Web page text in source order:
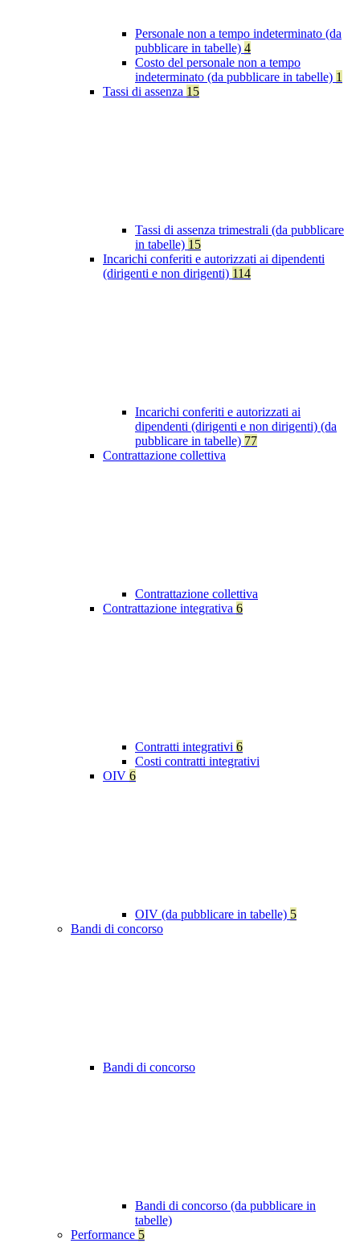
Personale non a tempo indeterminato (da
pubblicare in tabelle) 4
Costo del personale non a tempo
indeterminato (da pubblicare in tabelle) 1
Tassi di assenza 15
Tassi di assenza trimestrali (da pubblicare
in tabelle) 15
Incarichi conferiti e autorizzati ai dipendenti
(dirigenti e non dirigenti) 114
Incarichi conferiti e autorizzati ai
dipendenti (dirigenti e non dirigenti) (da
pubblicare in tabelle) 77
Contrattazione collettiva
Contrattazione collettiva
Contrattazione integrativa 6
Contratti integrativi 6
Costi contratti integrativi
OIV 6
OIV (da pubblicare in tabelle) 5
Bandi di concorso
Bandi di concorso
Bandi di concorso (da pubblicare in
tabelle)
Performance 5